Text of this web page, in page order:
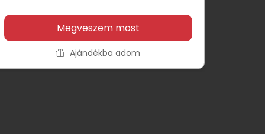
Megveszem most
Ajándékba adom